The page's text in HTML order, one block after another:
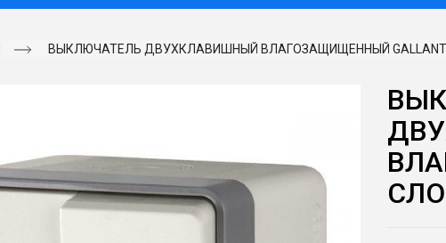
ВЫКЛЮЧАТЕЛЬ ДВУХКЛАВИШНЫЙ ВЛАГОЗАЩИЩЕННЫЙ